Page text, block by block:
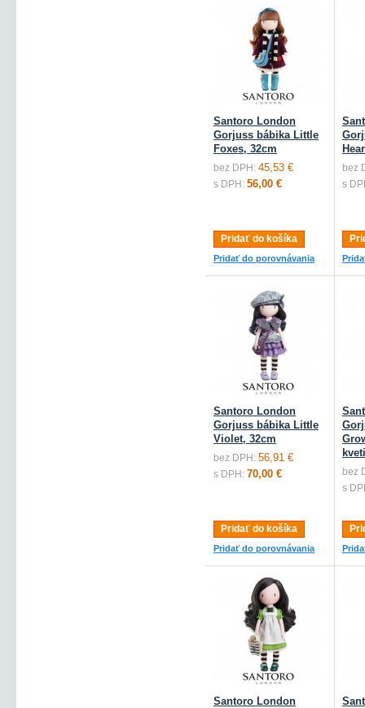
Santoro London
Gorjuss bábika Little
Foxes, 32cm
bez DPH: 45,53 €
s DPH: 56,00 €
Pridať do košíka
Pridať do porovnávania
bez
s
Santoro London
Gorjuss bábika Little
Violet, 32cm
bez DPH: 56,91 €
s DPH: 70,00 €
Pridať do košíka
Pridať do porovnávania
bez
s
Santoro London